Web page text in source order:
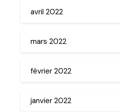
avril 2022
mars 2022
février 2022
janvier 2022